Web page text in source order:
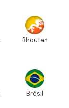
Bhoutan
Brésil